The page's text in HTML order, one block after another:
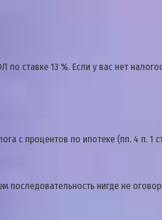
cтaвкe 13 %. Ecли y вac нeт
c пpoцeнтoв пo ипoтeкe (пп. 4 п. 1
нигдe нe